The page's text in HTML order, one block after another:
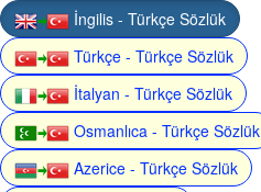
İngilis - Türkçe Sözlük
Türkçe - Türkçe Sözlük
İtalyan - Türkçe Sözlük
Osmanlıca - Türkçe Sözlük
Azerice - Türkçe Sözlük